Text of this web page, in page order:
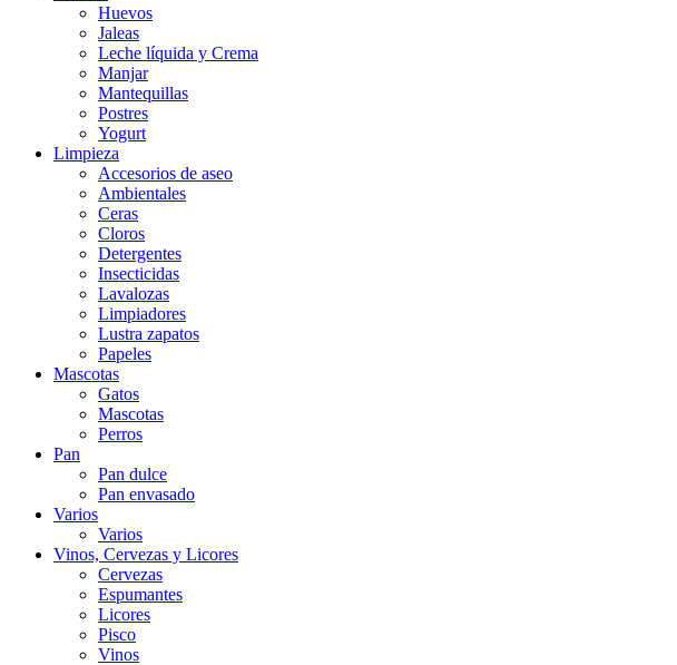
Huevos
Jaleas
Leche líquida y Crema
Manjar
Mantequillas
Postres
Yogurt
Limpieza
Accesorios de aseo
Ambientales
Ceras
Cloros
Detergentes
Insecticidas
Lavalozas
Limpiadores
Lustra zapatos
Papeles
Mascotas
Gatos
Mascotas
Perros
Pan
Pan dulce
Pan envasado
Varios
Varios
Vinos, Cervezas y Licores
Cervezas
Espumantes
Licores
Pisco
Vinos